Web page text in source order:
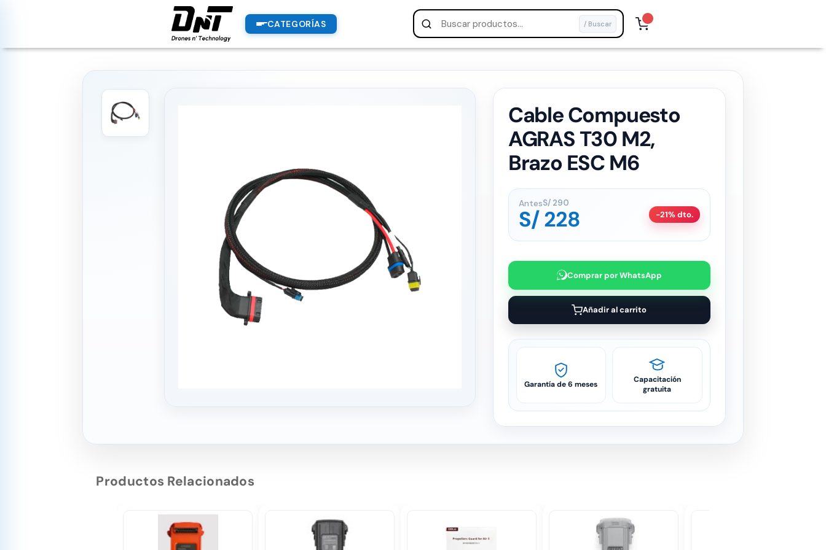
CATEGORÍAS / Buscar
Cable Compuesto
AGRAS T30 M2,
Brazo ESC M6
AntesS/290
S/228 -21% dto.
Comprar por WhatsApp
Añadir al carrito
Garantía de 6 meses
Capacitación
gratuita
Productos Relacionados
PRODUCTOS
productos destacados